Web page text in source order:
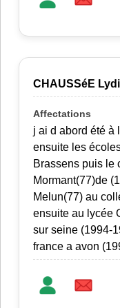
CHAUSSéE
j ai d abord été à
ensuite les
Brassens puis le
Mormant(77)de
Melun(77) au
ensuite au lycée
sur seine (1994-
france a avon